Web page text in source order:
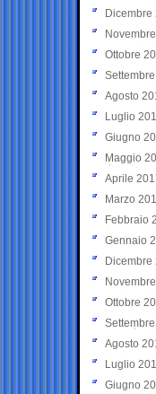
Dicembre
Ottobre
Agosto
Luglio
Giugno
Maggio
Aprile
Marzo
Febbraio
Gennaio
Dicembre
Ottobre
Agosto
Luglio
Giugno